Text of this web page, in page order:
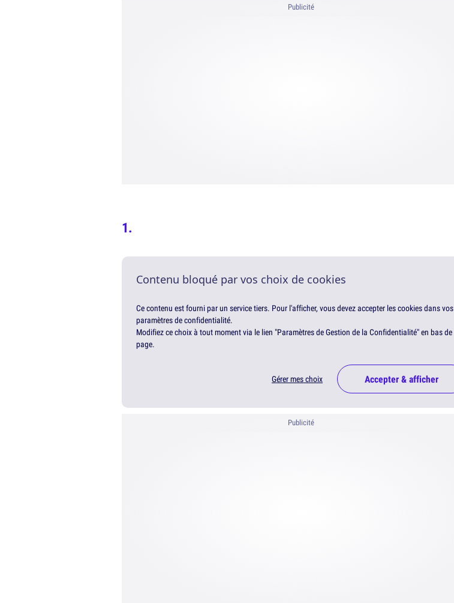
Publicité
Contenu bloqué par vos choix de cookies
Ce contenu est fourni par un service tiers. Pour l'afficher, vous devez accepter les cookies dans vos
paramètres de confidentialité.
Modifiez ce choix à tout moment via le lien "Paramètres de Gestion de la Confidentialité" en bas de
page.
Gérer mes choix Accepter & afficher
Publicité